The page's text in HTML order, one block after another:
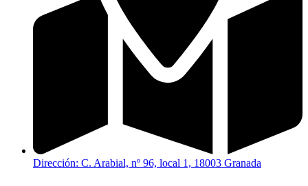
Dirección: C. Arabial, nº 96, local 1, 18003 Granada